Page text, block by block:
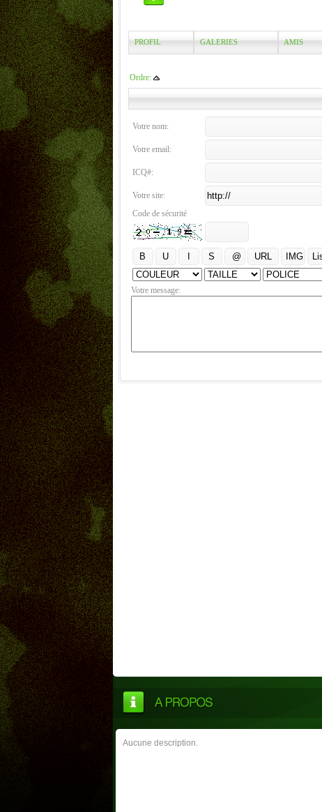
PROFIL GALERIES AMIS
Ordre:
Votre nom:
Votre email:
ICQ#:
Votre site:
Code de sécurité
Votre message:
Aucune description.